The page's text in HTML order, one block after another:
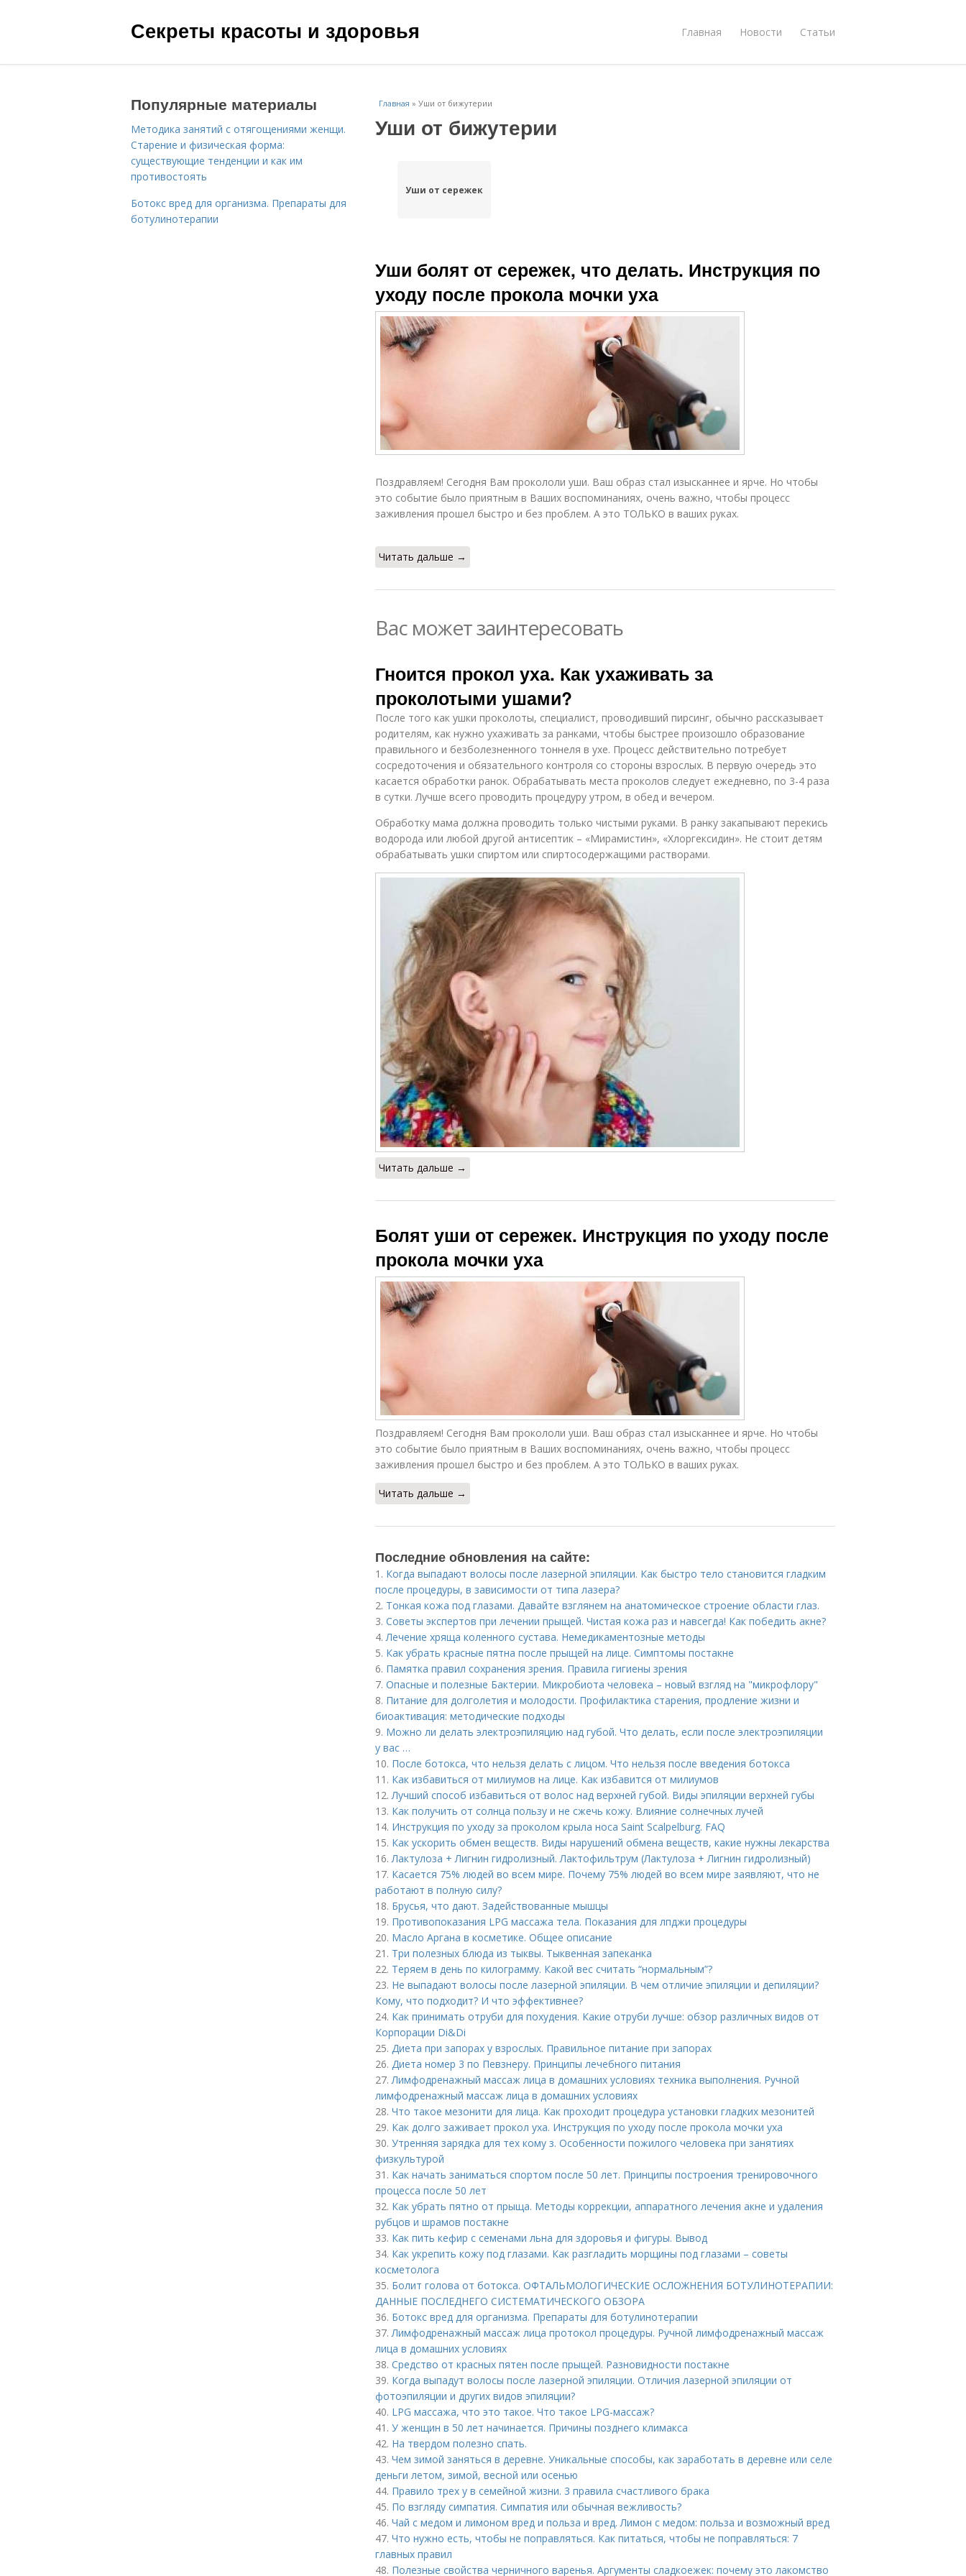
Секреты красоты и здоровья Главная Новости Статьи
Главная » Уши от бижутерии
Уши от бижутерии
Уши от сережек
Уши болят от сережек, что делать. Инструкция по
уходу после прокола мочки уха
Поздравляем! Сегодня Вам прокололи уши. Ваш образ стал изысканнее и ярче. Но чтобы
это событие было приятным в Ваших воспоминаниях, очень важно, чтобы процесс
заживления прошел быстро и без проблем. А это ТОЛЬКО в ваших руках.
Читать дальше →
Вас может заинтересовать
Гноится прокол уха. Как ухаживать за
проколотыми ушами?
После того как ушки проколоты, специалист, проводивший пирсинг, обычно рассказывает
родителям, как нужно ухаживать за ранками, чтобы быстрее произошло образование
правильного и безболезненного тоннеля в ухе. Процесс действительно потребует
сосредоточения и обязательного контроля со стороны взрослых. В первую очередь это
касается обработки ранок. Обрабатывать места проколов следует ежедневно, по 3-4 раза
в сутки. Лучше всего проводить процедуру утром, в обед и вечером.
Обработку мама должна проводить только чистыми руками. В ранку закапывают перекись
водорода или любой другой антисептик – «Мирамистин», «Хлоргексидин». Не стоит детям
обрабатывать ушки спиртом или спиртосодержащими растворами.
Читать дальше →
Болят уши от сережек. Инструкция по уходу после
прокола мочки уха
Поздравляем! Сегодня Вам прокололи уши. Ваш образ стал изысканнее и ярче. Но чтобы
это событие было приятным в Ваших воспоминаниях, очень важно, чтобы процесс
заживления прошел быстро и без проблем. А это ТОЛЬКО в ваших руках.
Читать дальше →
Последние обновления на сайте:
1. Когда выпадают волосы после лазерной эпиляции. Как быстро тело становится гладким
после процедуры, в зависимости от типа лазера?
2. Тонкая кожа под глазами. Давайте взглянем на анатомическое строение области глаз.
3. Советы экспертов при лечении прыщей. Чистая кожа раз и навсегда! Как победить акне?
4.Лечение хряща коленного сустава. Немедикаментозные методы
5. Как убрать красные пятна после прыщей на лице. Симптомы постакне
6. Памятка правил сохранения зрения. Правила гигиены зрения
7. Опасные и полезные Бактерии. Микробиота человека – новый взгляд на "микрофлору"
8. Питание для долголетия и молодости. Профилактика старения, продление жизни и
биоактивация: методические подходы
9. Можно ли делать электроэпиляцию над губой. Что делать, если после электроэпиляции
у вас …
10. После ботокса, что нельзя делать с лицом. Что нельзя после введения ботокса
11. Как избавиться от милиумов на лице. Как избавится от милиумов
12.Лучший способ избавиться от волос над верхней губой. Виды эпиляции верхней губы
13. Как получить от солнца пользу и не сжечь кожу. Влияние солнечных лучей
14. Инструкция по уходу за проколом крыла носа Saint Scalpelburg. FAQ
15. Как ускорить обмен веществ. Виды нарушений обмена веществ, какие нужны лекарства
16.Лактулоза + Лигнин гидролизный. Лактофильтрум (Лактулоза + Лигнин гидролизный)
17. Касается 75% людей во всем мире. Почему 75% людей во всем мире заявляют, что не
работают в полную силу?
18. Брусья, что дают. Задействованные мышцы
19. Противопоказания LPG массажа тела. Показания для лпджи процедуры
20. Масло Аргана в косметике. Общее описание
21. Три полезных блюда из тыквы. Тыквенная запеканка
22. Теряем в день по килограмму. Какой вес считать “нормальным”?
23. Не выпадают волосы после лазерной эпиляции. В чем отличие эпиляции и депиляции?
Кому, что подходит? И что эффективнее?
24. Как принимать отруби для похудения. Какие отруби лучше: обзор различных видов от
Корпорации Di&Di
25. Диета при запорах у взрослых. Правильное питание при запорах
26. Диета номер 3 по Певзнеру. Принципы лечебного питания
27.Лимфодренажный массаж лица в домашних условиях техника выполнения. Ручной
лимфодренажный массаж лица в домашних условиях
28. Что такое мезонити для лица. Как проходит процедура установки гладких мезонитей
29. Как долго заживает прокол уха. Инструкция по уходу после прокола мочки уха
30. Утренняя зарядка для тех кому з. Особенности пожилого человека при занятиях
физкультурой
31. Как начать заниматься спортом после 50 лет. Принципы построения тренировочного
процесса после 50 лет
32. Как убрать пятно от прыща. Методы коррекции, аппаратного лечения акне и удаления
рубцов и шрамов постакне
33. Как пить кефир с семенами льна для здоровья и фигуры. Вывод
34. Как укрепить кожу под глазами. Как разгладить морщины под глазами – советы
косметолога
35. Болит голова от ботокса. ОФТАЛЬМОЛОГИЧЕСКИЕ ОСЛОЖНЕНИЯ БОТУЛИНОТЕРАПИИ:
ДАННЫЕ ПОСЛЕДНЕГО СИСТЕМАТИЧЕСКОГО ОБЗОРА
36. Ботокс вред для организма. Препараты для ботулинотерапии
37.Лимфодренажный массаж лица протокол процедуры. Ручной лимфодренажный массаж
лица в домашних условиях
38. Средство от красных пятен после прыщей. Разновидности постакне
39. Когда выпадут волосы после лазерной эпиляции. Отличия лазерной эпиляции от
фотоэпиляции и других видов эпиляции?
40. LPG массажа, что это такое. Что такое LPG-массаж?
41. У женщин в 50 лет начинается. Причины позднего климакса
42. На твердом полезно спать.
43. Чем зимой заняться в деревне. Уникальные способы, как заработать в деревне или селе
деньги летом, зимой, весной или осенью
44. Правило трех у в семейной жизни. 3 правила счастливого брака
45. По взгляду симпатия. Симпатия или обычная вежливость?
46. Чай с медом и лимоном вред и польза и вред. Лимон с медом: польза и возможный вред
47. Что нужно есть, чтобы не поправляться. Как питаться, чтобы не поправляться: 7
главных правил
48. Полезные свойства черничного варенья. Аргументы сладкоежек: почему это лакомство
Популярные материалы
Методика занятий с отягощениями женщи.
Старение и физическая форма:
существующие тенденции и как им
противостоять
Ботокс вред для организма. Препараты для
ботулинотерапии